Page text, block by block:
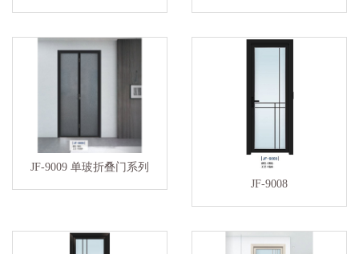
JF-9009 单玻折叠门系列
JF-9008